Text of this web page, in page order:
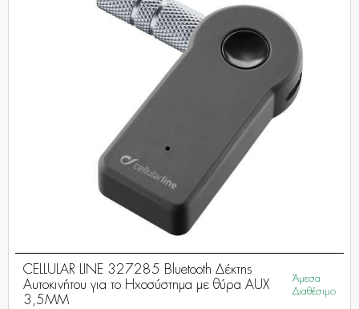
CELLULAR LINE 327285 Bluetooth Δέκτης
Αυτοκινήτου για το Ηχοσύστημα με θύρα AUX
3,5MM
Άμεσα
Διαθέσιμο